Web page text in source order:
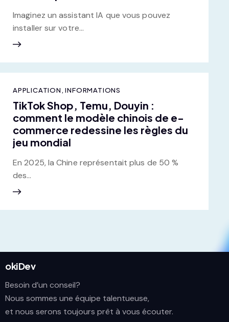
Imaginez un assistant IA que vous pouvez
installer sur votre…
APPLICATION ,INFORMATIONS
TikTok Shop, Temu, Douyin :
comment le modèle chinois de e-
commerce redessine les règles du
jeu mondial
En 2025, la Chine représentait plus de 50 %
des…
okiDev
Besoin d’un conseil?
Nous sommes une équipe talentueuse,
et nous serons toujours prêt à vous écouter.